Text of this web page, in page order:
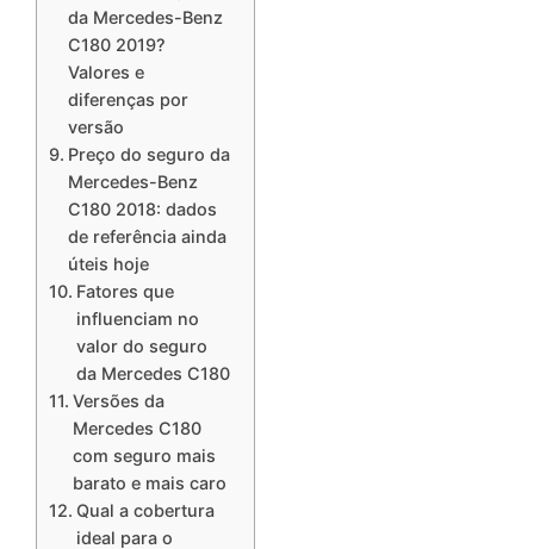
da Mercedes-Benz
C180 2019?
Valores e
diferenças por
versão
Preço do seguro da
Mercedes-Benz
C180 2018: dados
de referência ainda
úteis hoje
Fatores que
influenciam no
valor do seguro
da Mercedes C180
Versões da
Mercedes C180
com seguro mais
barato e mais caro
Qual a cobertura
ideal para o